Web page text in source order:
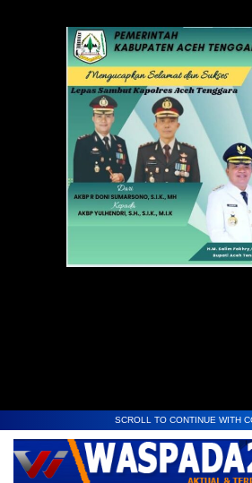
SCROLL TO CONTINUE WITH